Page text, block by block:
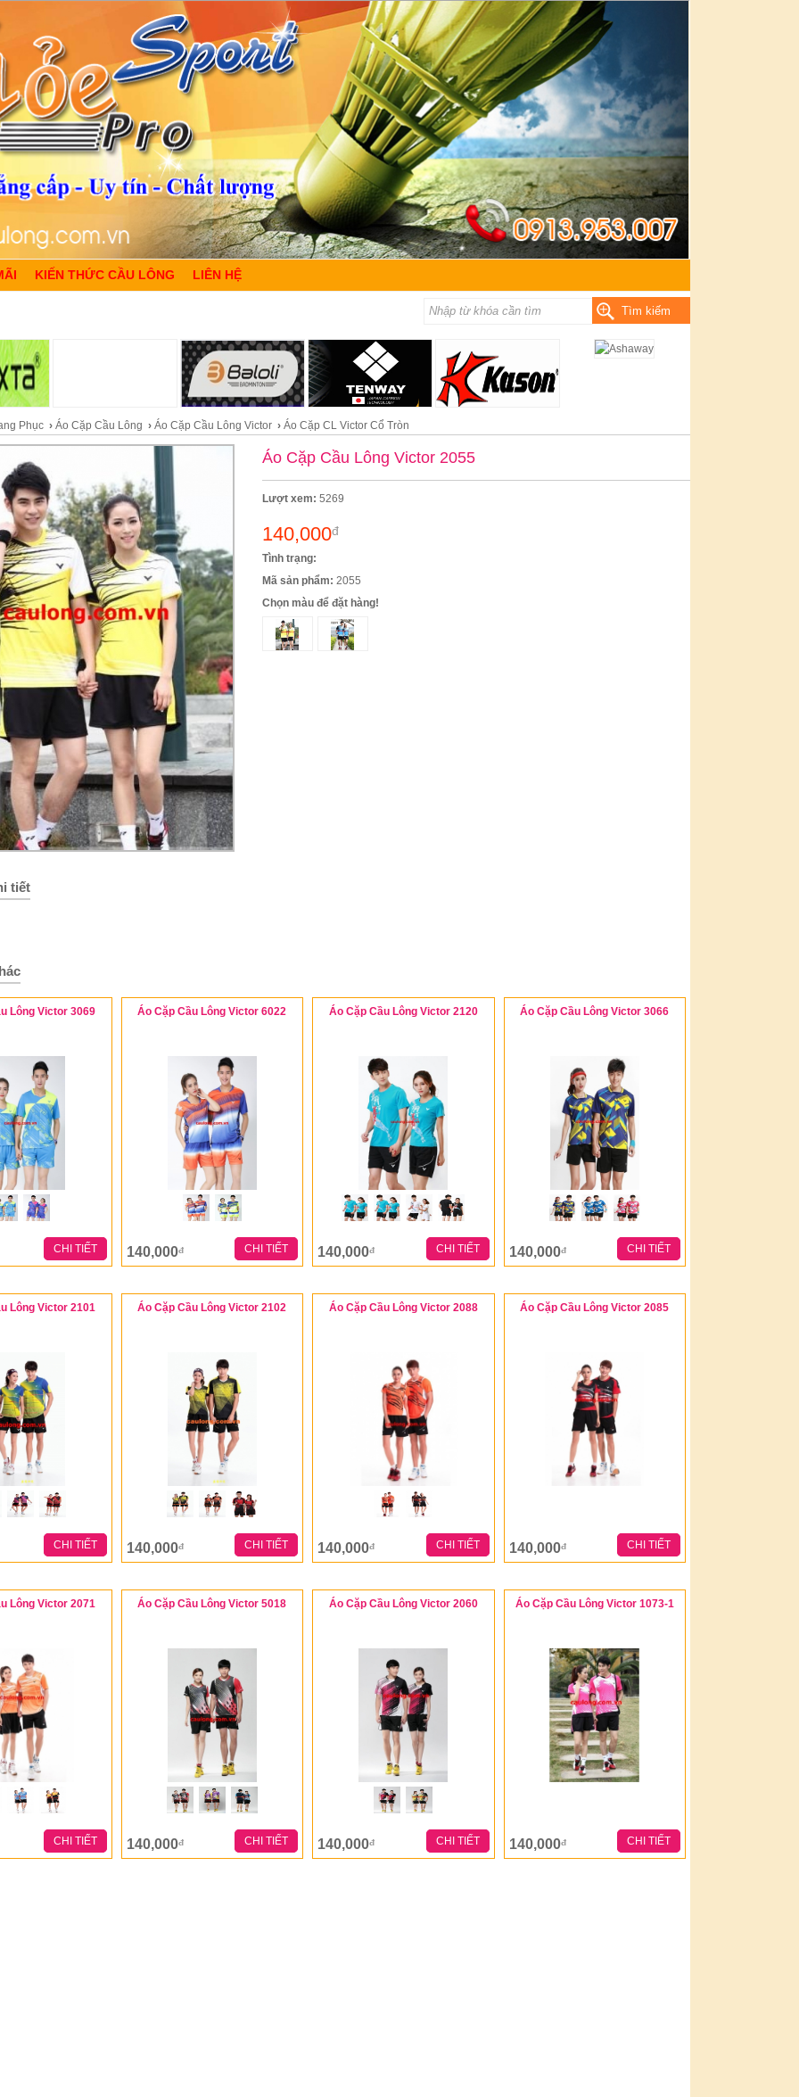
KIẾN THỨC CẦU LÔNG LIÊN HỆ
Tìm kiếm
Phục › Áo Cặp Cầu Lông › Áo Cặp Cầu Lông Victor › Áo Cặp CL Victor Cổ Tròn
Áo Cặp Cầu Lông Victor 2055
Lượt xem: 5269
140,000đ
Tình trạng:
Mã sản phẩm: 2055
Chọn màu để đặt hàng!
tiết
Lông Victor 3069
CHI TIẾT
Áo Cặp Cầu Lông Victor 6022
140,000đ CHI TIẾT
Áo Cặp Cầu Lông Victor 2120
140,000đ CHI TIẾT
Áo Cặp Cầu Lông Victor 3066
140,000đ CHI TIẾT
Lông Victor 2101
CHI TIẾT
Áo Cặp Cầu Lông Victor 2102
140,000đ CHI TIẾT
Áo Cặp Cầu Lông Victor 2088
140,000đ CHI TIẾT
Áo Cặp Cầu Lông Victor 2085
140,000đ CHI TIẾT
Lông Victor 2071
CHI TIẾT
Áo Cặp Cầu Lông Victor 5018
140,000đ CHI TIẾT
Áo Cặp Cầu Lông Victor 2060
140,000đ CHI TIẾT
Áo Cặp Cầu Lông Victor 1073-1
140,000đ CHI TIẾT